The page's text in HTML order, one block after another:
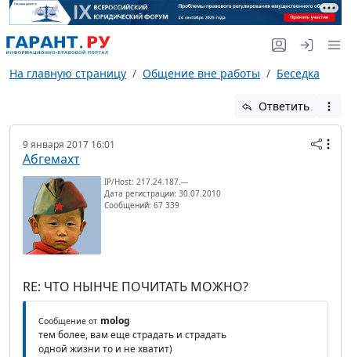
На главную страницу Общение вне работы Беседка
Ответить
9 января 2017 16:01
Абгемахт
IP/Host: 217.24.187.---
Дата регистрации: 30.07.2010
Сообщений: 67 339
RE: ЧТО НЫНЧЕ ПОЧИТАТЬ МОЖНО?
Сообщение от molog
тем более, вам еще страдать и страдать
одной жизни то и не хватит)